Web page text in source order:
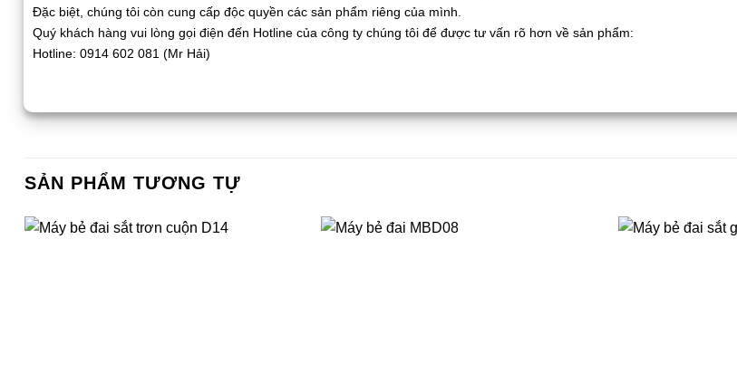
Đặc biệt, chúng tôi còn cung cấp độc quyền các sản phẩm riêng của mình.
Quý khách hàng vui lòng gọi điện đến Hotline của công ty chúng tôi để được tư vấn rõ hơn về sản phẩm:
Hotline: 0914 602 081 (Mr Hải)
SẢN PHẨM TƯƠNG TỰ